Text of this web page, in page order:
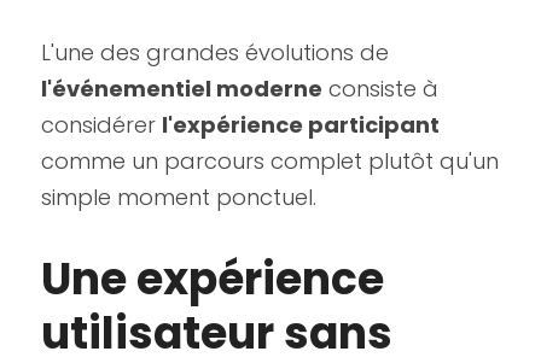
l'événementiel moderne consiste à
considérer l'expérience participant
comme un parcours complet plutôt qu'un
simple moment ponctuel.
Une expérience
utilisateur sans